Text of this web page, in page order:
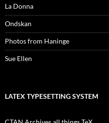
La Donna
Ondskan
Photos from Haninge
Sue Ellen
LATEX TYPESETTING SYSTEM